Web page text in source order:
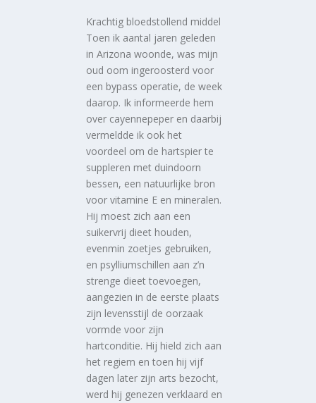
Krachtig bloedstollend middel
Toen ik aantal jaren geleden
in Arizona woonde, was mijn
oud oom ingeroosterd voor
een bypass operatie, de week
daarop. Ik informeerde hem
over cayennepeper en daarbij
vermeldde ik ook het
voordeel om de hartspier te
suppleren met duindoorn
bessen, een natuurlijke bron
voor vitamine E en mineralen.
Hij moest zich aan een
suikervrij dieet houden,
evenmin zoetjes gebruiken,
en psylliumschillen aan z’n
strenge dieet toevoegen,
aangezien in de eerste plaats
zijn levensstijl de oorzaak
vormde voor zijn
hartconditie. Hij hield zich aan
het regiem en toen hij vijf
dagen later zijn arts bezocht,
werd hij genezen verklaard en